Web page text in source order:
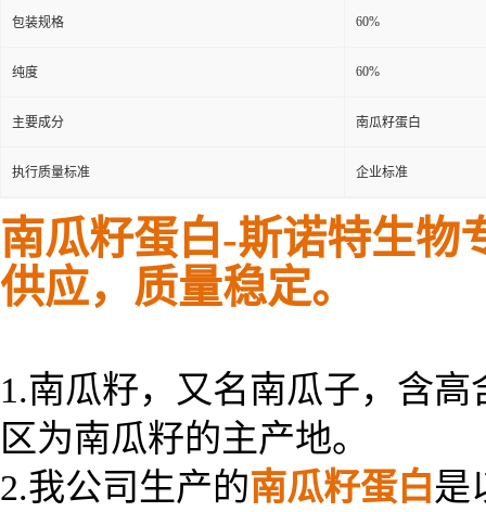
包装规格 60%
纯度 60%
主要成分 南瓜籽蛋白
执行质量标准 企业标准
南瓜籽蛋白-斯诺特生物
供应，质量稳定。
1.南瓜籽，又名南瓜子，含
区为南瓜籽的主产地。
2.我公司生产的南瓜籽蛋白 是